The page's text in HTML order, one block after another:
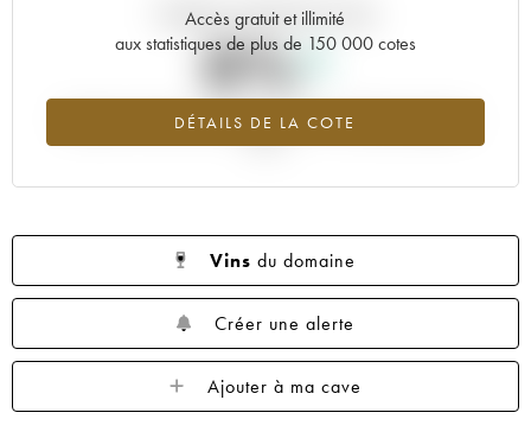
Accès gratuit et illimité
aux statistiques de plus de 150 000 cotes
DÉTAILS DE LA COTE
Tendance actuelle de la cote
0%
Tendance à la hausse du millésime 1991 en 2026 par rapport à
Vins du domaine
Créer une alerte
Ajouter à ma cave